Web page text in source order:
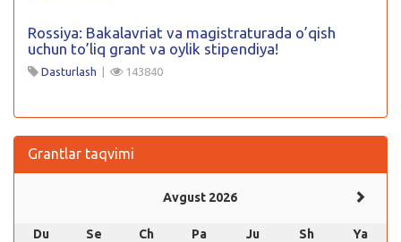
Rossiya: Bakalavriat va magistraturada o’qish
uchun to’liq grant va oylik stipendiya!
Dasturlash | 143840
Grantlar taqvimi
Avgust 2026
Du Se Ch Pa Ju Sh
Ya